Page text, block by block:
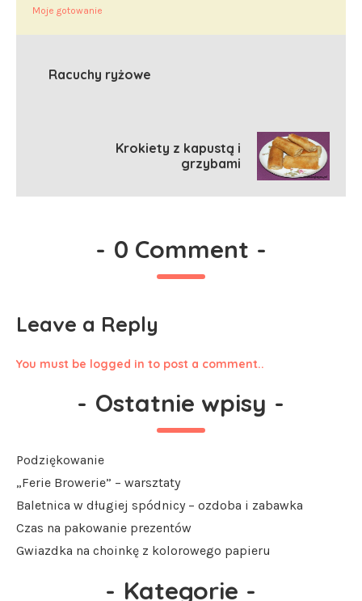
Moje gotowanie
Racuchy ryżowe
Krokiety z kapustą i
grzybami
- 0 Comment -
Leave a Reply
You must be logged in to post a comment..
- Ostatnie wpisy -
Podziękowanie
„Ferie Browerie” – warsztaty
Baletnica w długiej spódnicy – ozdoba i zabawka
Czas na pakowanie prezentów
Gwiazdka na choinkę z kolorowego papieru
- Kategorie -